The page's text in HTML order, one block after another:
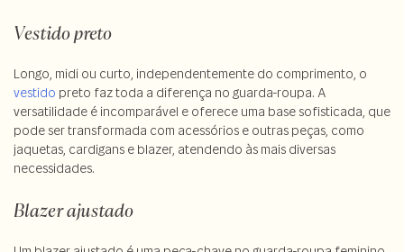
Vestido preto
Longo, midi ou curto, independentemente do comprimento, o
vestido preto faz toda a diferença no guarda-roupa. A
versatilidade é incomparável e oferece uma base sofisticada, que
pode ser transformada com acessórios e outras peças, como
jaquetas, cardigans e blazer, atendendo às mais diversas
necessidades.
Blazer ajustado